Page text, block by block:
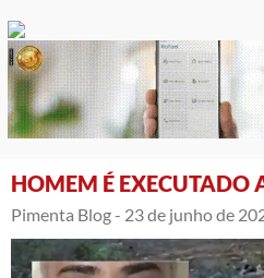
HOMEM É EXECUTADO
Pimenta Blog - 23 de junho de